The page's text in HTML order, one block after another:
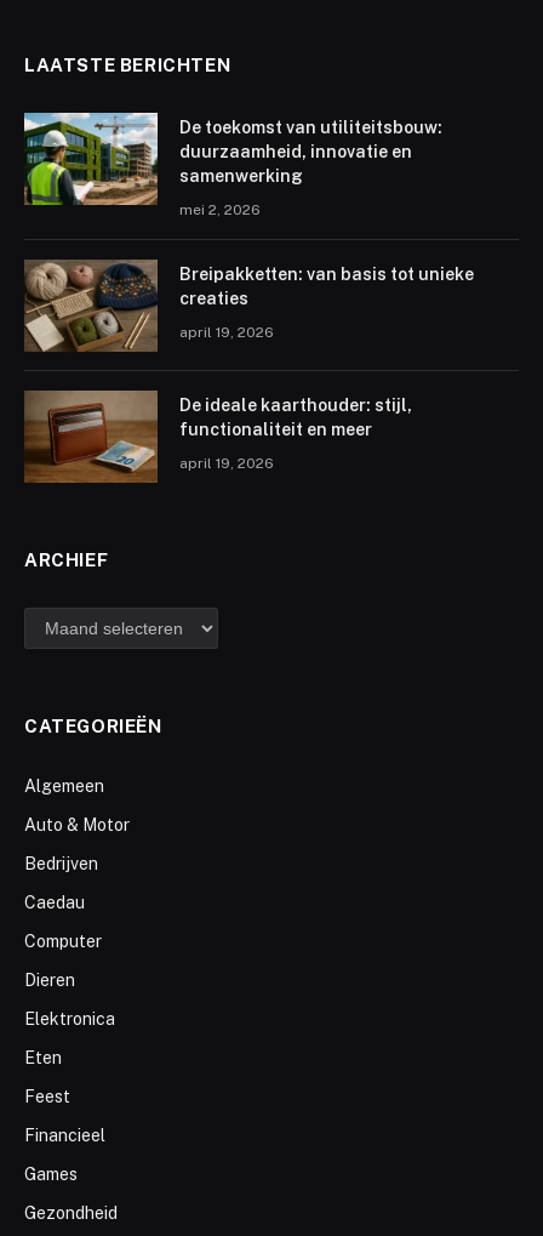
LAATSTE BERICHTEN
De toekomst van utiliteitsbouw:
duurzaamheid, innovatie en
samenwerking
mei 2, 2026
Breipakketten: van basis tot unieke
creaties
april 19, 2026
De ideale kaarthouder: stijl,
functionaliteit en meer
april 19, 2026
ARCHIEF
archief
CATEGORIEËN
Algemeen
Auto & Motor
Bedrijven
Caedau
Computer
Dieren
Elektronica
Eten
Feest
Financieel
Games
Gezondheid